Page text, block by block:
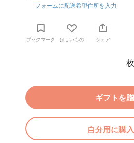
フォームに配送希望住所を入力
ブックマーク ほしいもの シェア
ギフトを
自分用に購